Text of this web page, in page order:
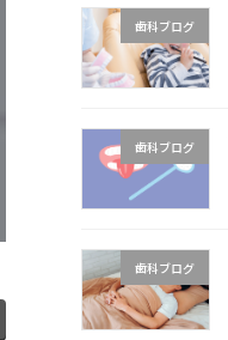
歯科ブログ
歯科ブログ
歯科ブログ